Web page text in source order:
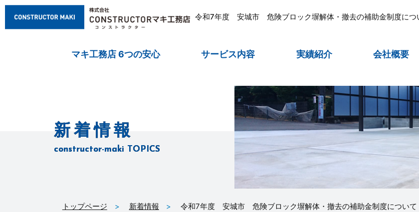
令和7年度 安城市 危険ブロック塀解体・撤去の補助金制度につ
マキ工務店 6つの安心 サービス内容 実績紹介 会社概要
新着情報
constructor-maki TOPICS
トップページ 新着情報 令和7年度 安城市 危険ブロック塀解体・撤去の補助金制度について